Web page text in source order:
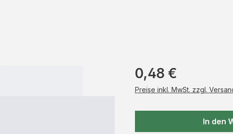
0,48 €
Preise inkl. MwSt. zzgl.
In den